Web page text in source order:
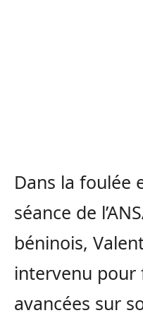
Dans la foulée
séance de
béninois,
intervenu pour
avancées sur